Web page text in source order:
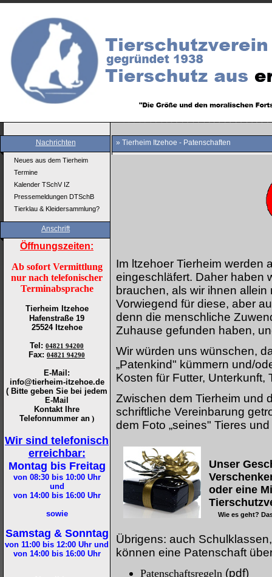
Nachrichten
Neues aus dem Tierheim
Termine
Kalender TSchV IZ
Pressemeldungen DTSchB
Tierklau & Kleidersammlung?
Anschrift
Öffnungszeiten:
Ab sofort Vermittlung
nur nach telefonischer
Terminabsprache
Tierheim Itzehoe
Hafenstraße 19
25524 Itzehoe
Tel : 04821 94200
Fax: 04821 94290
E-Mail:
info@tierheim-itzehoe.de
( Bitte geben Sie bei jedem
E-Mail
Kontakt Ihre
Telefonnummer an )
Wir sind telefonisch
erreichbar:
Montag bis Freitag
von 08:30 bis 10:00Uhr
und
von 14:00 bis 16:00Uhr
sowie
Samstag & Sonntag
von 11:00 bis 12:00 Uhr und
von 14:00 bis 16:00Uhr
» Tierheim Itzehoe - Patenschaften
Im ltzehoer Tierheim werden
eingeschläfert. Daher haben
brauchen, als wir ihnen
Vorwiegend für diese, aber
denn die menschliche
Zuhause gefunden haben,
Wir würden uns wünschen,
„Patenkind" kümmern und/
Kosten für Futter, Unterkunft,
Zwischen dem Tierheim und
schriftliche Vereinbarung
dem Foto „seines" Tieres
Unser
oder eine
Wie es geht?
Übrigens: auch
können eine Patenschaft
Patenschaftsregeln (pdf)